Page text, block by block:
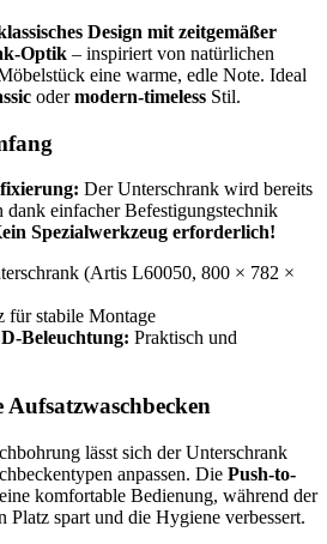
Design mit zeitgemäßer
Optik – inspiriert von natürlichen
eine warme, edle Note. Ideal
odermodern-timeless Stil.
Der Unterschrank wird bereits
einfacher Befestigungstechnik
Spezialwerkzeug erforderlich!
(Artis L60050, 800 × 782 ×
für stabile Montage
Beleuchtung: Praktisch und
lässt sich der Unterschrank
anpassen. Die Push-to-
komfortable Bedienung, während der
Platz spart und die Hygiene verbessert.